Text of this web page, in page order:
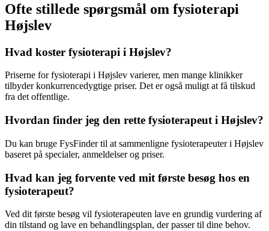
Ofte stillede spørgsmål om fysioterapi
Højslev
Hvad koster fysioterapi i Højslev?
Priserne forfysioterapi i Højslev varierer, men mange klinikker
tilbyder konkurrencedygtige priser. Det er også muligt at få tilskud
fra det offentlige.
Hvordan finder jeg den rette fysioterapeut i Højslev?
Du kan bruge FysFinder til at sammenligne fysioterapeuter i Højslev
baseret på specialer, anmeldelser og priser.
Hvad kan jeg forvente ved mit første besøg hos en
fysioterapeut?
Ved dit første besøg vil fysioterapeuten lave en grundig vurdering af
din tilstand og lave en behandlingsplan, der passer til dine behov.